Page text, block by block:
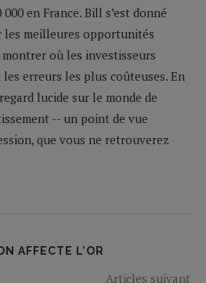
en France. Bill s’est donné
les meilleures opportunités
montrer où les investisseurs
erreurs les plus coûteuses. En
lucide sur le monde de
-- un point de vue
que vous ne retrouverez
AFFECTE L’OR
Articles suivant